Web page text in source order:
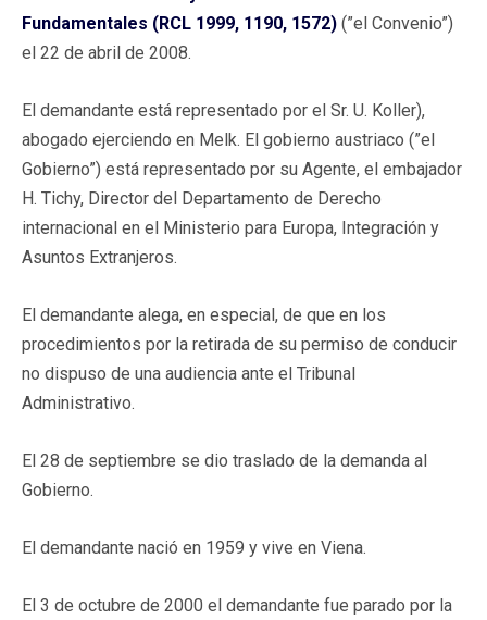
Fundamentales (RCL 1999, 1190, 1572) (”el Convenio”)
el 22 de abril de 2008.
El demandante está representado por el Sr. U. Koller),
abogado ejerciendo en Melk. El gobierno austriaco (”el
Gobierno”) está representado por su Agente, el embajador
H. Tichy, Director del Departamento de Derecho
internacional en el Ministerio para Europa, Integración y
Asuntos Extranjeros.
El demandante alega, en especial, de que en los
procedimientos por la retirada de su permiso de conducir
no dispuso de una audiencia ante el Tribunal
Administrativo.
El 28 de septiembre se dio traslado de la demanda al
Gobierno.
El demandante nació en 1959 y vive en Viena.
El 3 de octubre de 2000 el demandante fue parado por la